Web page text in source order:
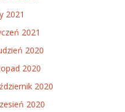
2021
2021
2020
2020
2020
2020